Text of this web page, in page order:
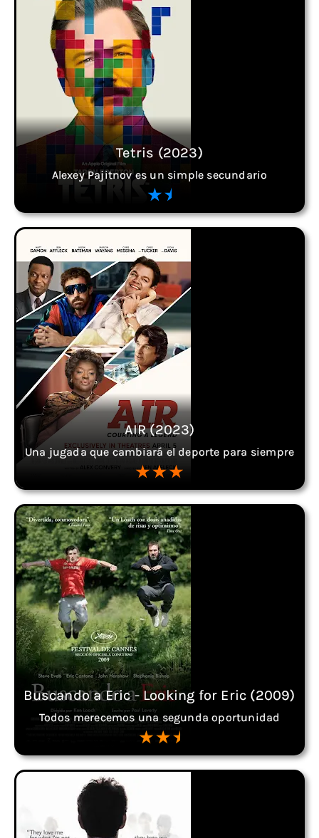
Tetris (2023)
Alexey Pajitnov es un simple secundario
AIR (2023)
Una jugada que cambiará el deporte para siempre
Buscando a Eric - Looking for Eric (2009)
Todos merecemos una segunda oportunidad